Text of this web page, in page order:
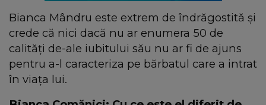
Bianca Mândru este extrem de îndrăgostită și
crede că nici dacă nu ar enumera 50 de
calități de-ale iubitului său nu ar fi de ajuns
pentru a-l caracteriza pe bărbatul care a intrat
în viața lui.